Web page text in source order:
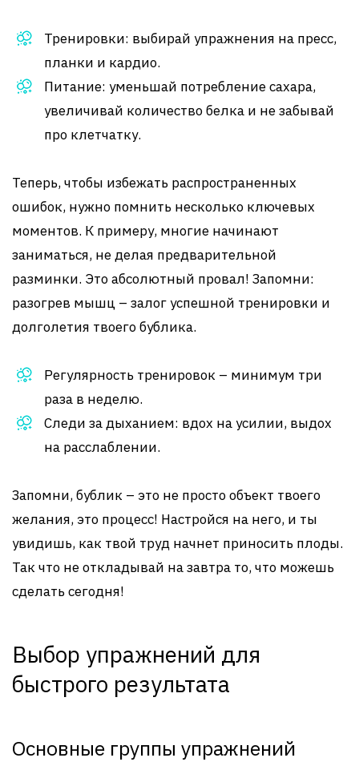
Тренировки: выбирай упражнения на пресс,
планки и кардио.
Питание: уменьшай потребление сахара,
увеличивай количество белка и не забывай
про клетчатку.
Теперь, чтобы избежать распространенных
ошибок, нужно помнить несколько ключевых
моментов. К примеру, многие начинают
заниматься, не делая предварительной
разминки. Это абсолютный провал! Запомни:
разогрев мышц – залог успешной тренировки и
долголетия твоего бублика.
Регулярность тренировок – минимум три
раза в неделю.
Следи за дыханием: вдох на усилии, выдох
на расслаблении.
Запомни, бублик – это не просто объект твоего
желания, это процесс! Настройся на него, и ты
увидишь, как твой труд начнет приносить плоды.
Так что не откладывай на завтра то, что можешь
сделать сегодня!
Выбор упражнений для
быстрого результата
Основные группы упражнений